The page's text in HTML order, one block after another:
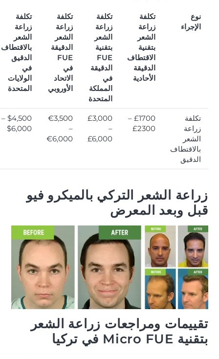
نوع
الإجراء
تكلفة
زراعة
الشعر
بتقنية
الاقتطاف
الدقيقة
الأحادية
تكلفة
زراعة
الشعر
بتقنية
FUE
الدقيقة
في
المملكة
المتحدة
تكلفة
زراعة
الشعر
الدقيقة
FUE
في
الاتحاد
الأوروبي
تكلفة
زراعة
الشعر
بالاقتطاف
الدقيق
في
الولايات
المتحدة
تكلفة
زراعة
الشعر
بالاقتطاف
الدقيق
£1700 –
£2300
£3,000
–
£6,000
€3,500
–
€6,000
$4,500 –
$6,000
زراعة الشعر التركي بالميكرو فيو
قبل وبعد المعرض
تقييمات ومراجعات زراعة الشعر
بتقنية Micro FUE في تركيا